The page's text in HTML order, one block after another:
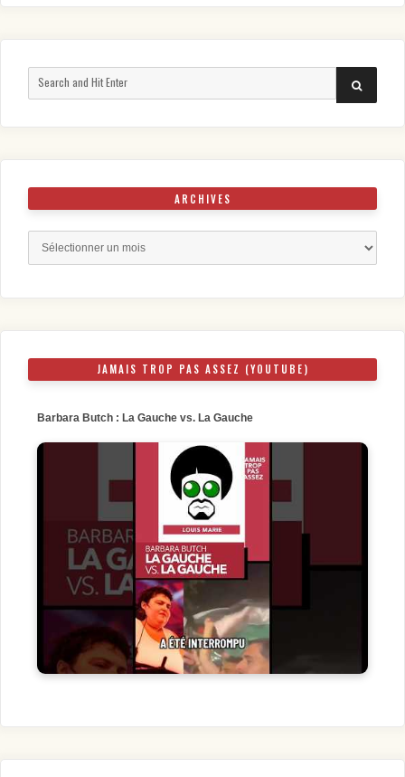
SEARCH
ARCHIVES
JAMAIS TROP PAS ASSEZ (YOUTUBE)
Barbara Butch : La Gauche vs. La Gauche